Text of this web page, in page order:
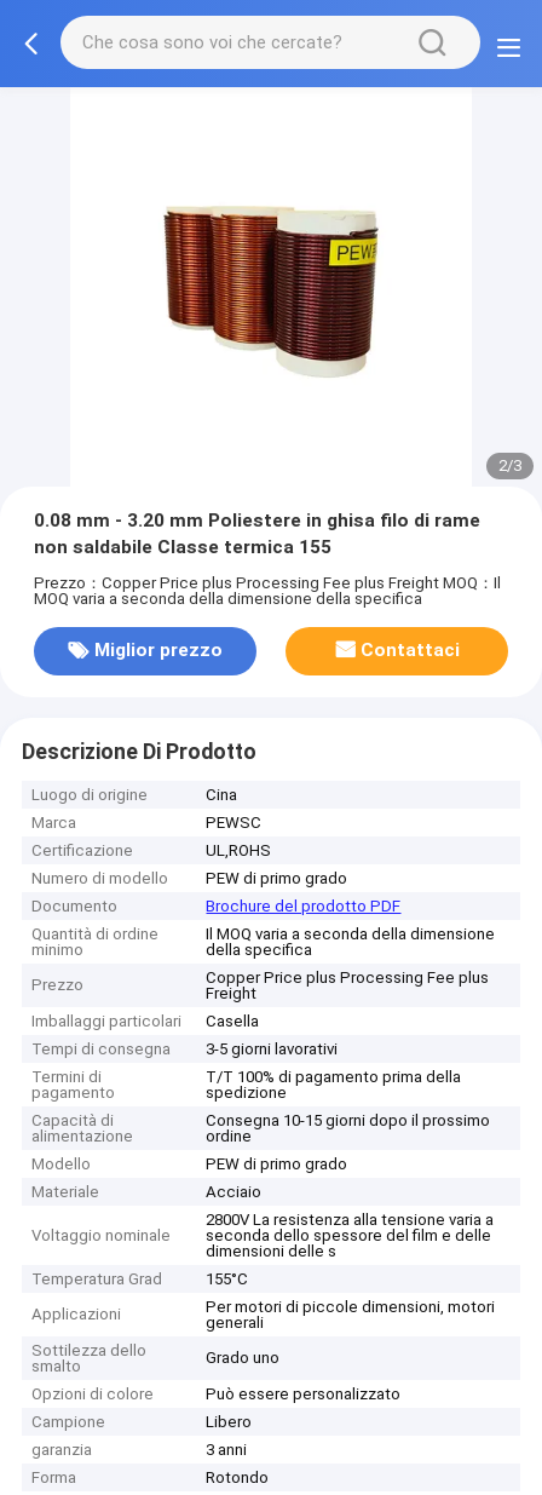
2/3
0.08 mm - 3.20 mm Poliestere in ghisa filo di rame
non saldabile Classe termica 155
Prezzo：Copper Price plus Processing Fee plus Freight MOQ：Il
MOQ varia a seconda della dimensione della specifica
Miglior prezzo Contattaci
Descrizione Di Prodotto
Luogo di origine
Cina
Marca
PEWSC
Certificazione
UL,ROHS
Numero di modello
PEW di primo grado
Documento
Brochure del prodotto PDF
Quantità di ordine
minimo
Il MOQ varia a seconda della dimensione
della specifica
Prezzo
Copper Price plus Processing Fee plus
Freight
Imballaggi particolari
Casella
Tempi di consegna
3-5 giorni lavorativi
Termini di
pagamento
T/T 100% di pagamento prima della
spedizione
Capacità di
alimentazione
Consegna 10-15 giorni dopo il prossimo
ordine
Modello
PEW di primo grado
Materiale
Acciaio
Voltaggio nominale
2800V La resistenza alla tensione varia a
seconda dello spessore del film e delle
dimensioni delle s
Temperatura Grad
155°C
Applicazioni
Per motori di piccole dimensioni, motori
generali
Sottilezza dello
smalto
Grado uno
Opzioni di colore
Può essere personalizzato
Campione
Libero
garanzia
3 anni
Forma
Rotondo